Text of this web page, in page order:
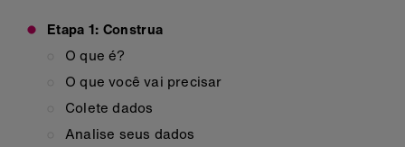
Etapa 1: Construa
O que é?
O que você vai precisar
Colete dados
Analise seus dados